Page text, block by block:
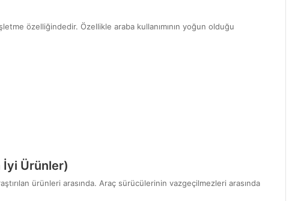
özelliğindedir. Özellikle araba kullanımının yoğun olduğu
İyi Ürünler)
ürünleri arasında. Araç sürücülerinin vazgeçilmezleri arasında